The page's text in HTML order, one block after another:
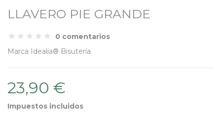
LLAVERO PIE GRANDE
0 comentarios
Marca Idealia® Bisutería
23,90 €
Impuestos incluidos